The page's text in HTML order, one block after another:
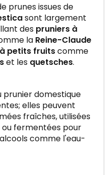
prunes issues de
sont largement
des pruniers à
la Reine-Claude
petits fruitscomme
et les quetsches.
prunier domestique
elles peuvent
fraîches, utilisées
ou fermentées pour
comme l'eau-